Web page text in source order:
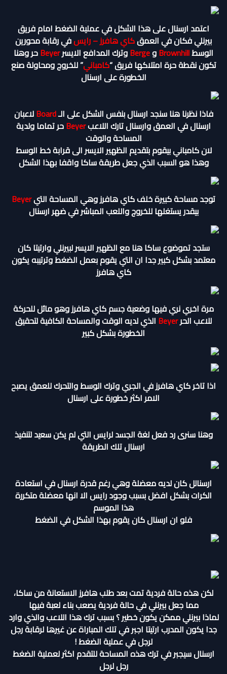
اعتمد ارسنال على هذا الشكل في عملية الضغط امام فريق
بيرنلي فكان في العمقكاي هافرز – رايسفي رقابة محورين
الوسطBrownhillوBergeوترك المدافع الايسرBeyerحر وهنا
تكون نقطة حرة امتلاكها فريق “كامباني” للخروج ومحاولة صنع
الخطورة على ارسنال
فاذا نظرنا هنا سنجد ارسنال بنفس الشكل على الـBoardلاعبان
ارسنال في العمق وارسنال تارك اللاعبBeyerحر تماما ولدية
المساحة والوقت
لان كامباني بيقوم بتقديم الظهير الايسر الى قرابة خط الوسط
وهذا هو السبب الذي جعل طريقة ساكا واقفا بهذا الشكل
توجد مساحة كبيرة خلف كاي هافرز وهي المساحة التيBeyer
بيقدر يستغلها للخروج واللعب المباشر في ضهر ارسنال
ستجد تموضوع ساكا هنا مع الظهير الايسر لبيرنلي وارتيتا كان
معتمد بشكل كبير جدا ان التي يقوم بعمل الضغط وترتيبه يكون
كاي هافرز
مرة اخري نري فيها وضعية جسم كاي هافرز وهو مائل للحركة
للاعب الحرBeyer الذي لديه الوقت والمساحة الكافية لتحقيق
الخطورة بشكل كبير
اذا تاخر كاي هافرز في الجري وترك الوسط والتحرك للعمق يصبح
الامر اكثر خطورة على ارسنال
وهنا سنرى رد فعل لغة الجسد لرايس التي لم يكن سعيد لتنفيذ
ارسنال تلك الطريقة
ارسنالل كان لديه معضلة وهي رغم قدرة ارسنال في استعادة
الكرات بشكل افضل بسبب وجود رايس الا انها معضلة متكررة
هذا الموسم
فلو ان ارسنال كان يقوم بهذا الشكل في الضغط
لكن هذه حالة فردية تمت بعد طلب هافرز الاستعانة من ساكا،
مما جعل بيرنلي في حالة فردية يصعب بناء لعبة فيها
لماذا بيرنلي ممكن يكون خطير ؟ بسبب ترك هذا اللاعب والذي وارد
جدا يكون المدرب ارتيتا اجبر في تلك المباراة عن غيرها لرقابة رجل
لرجل في عملية الضغط !
ارسنال سيجبر في ترك هذه المساحة للتقدم اكثر لعملية الضغط
رجل لرجل